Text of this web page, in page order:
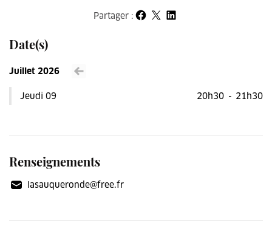
Date(s)
Voir le mois précédent
Juillet 2026
Jeudi 09 20h30 - 21h30
Renseignements
lasauqueronde@free.fr
Partager :Partager sur Facebook
Partager sur X
Partager sur LinkedIn